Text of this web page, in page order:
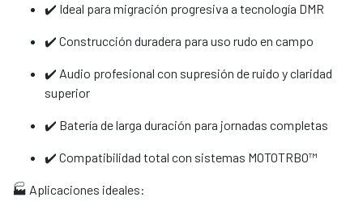
✔️ Ideal para migración progresiva a tecnología DMR
✔️ Construcción duradera para uso rudo en campo
✔️ Audio profesional con supresión de ruido y claridad
superior
✔️ Batería de larga duración para jornadas completas
✔️ Compatibilidad total con sistemas MOTOTRBO™
🏭 Aplicaciones ideales: